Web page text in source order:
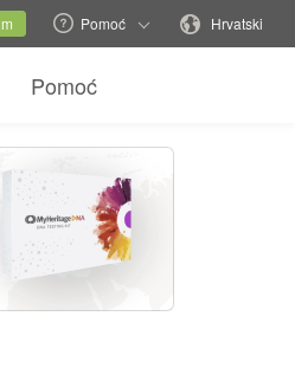
Trenutna stranica
Pomoć Hrvatski
Pomoć